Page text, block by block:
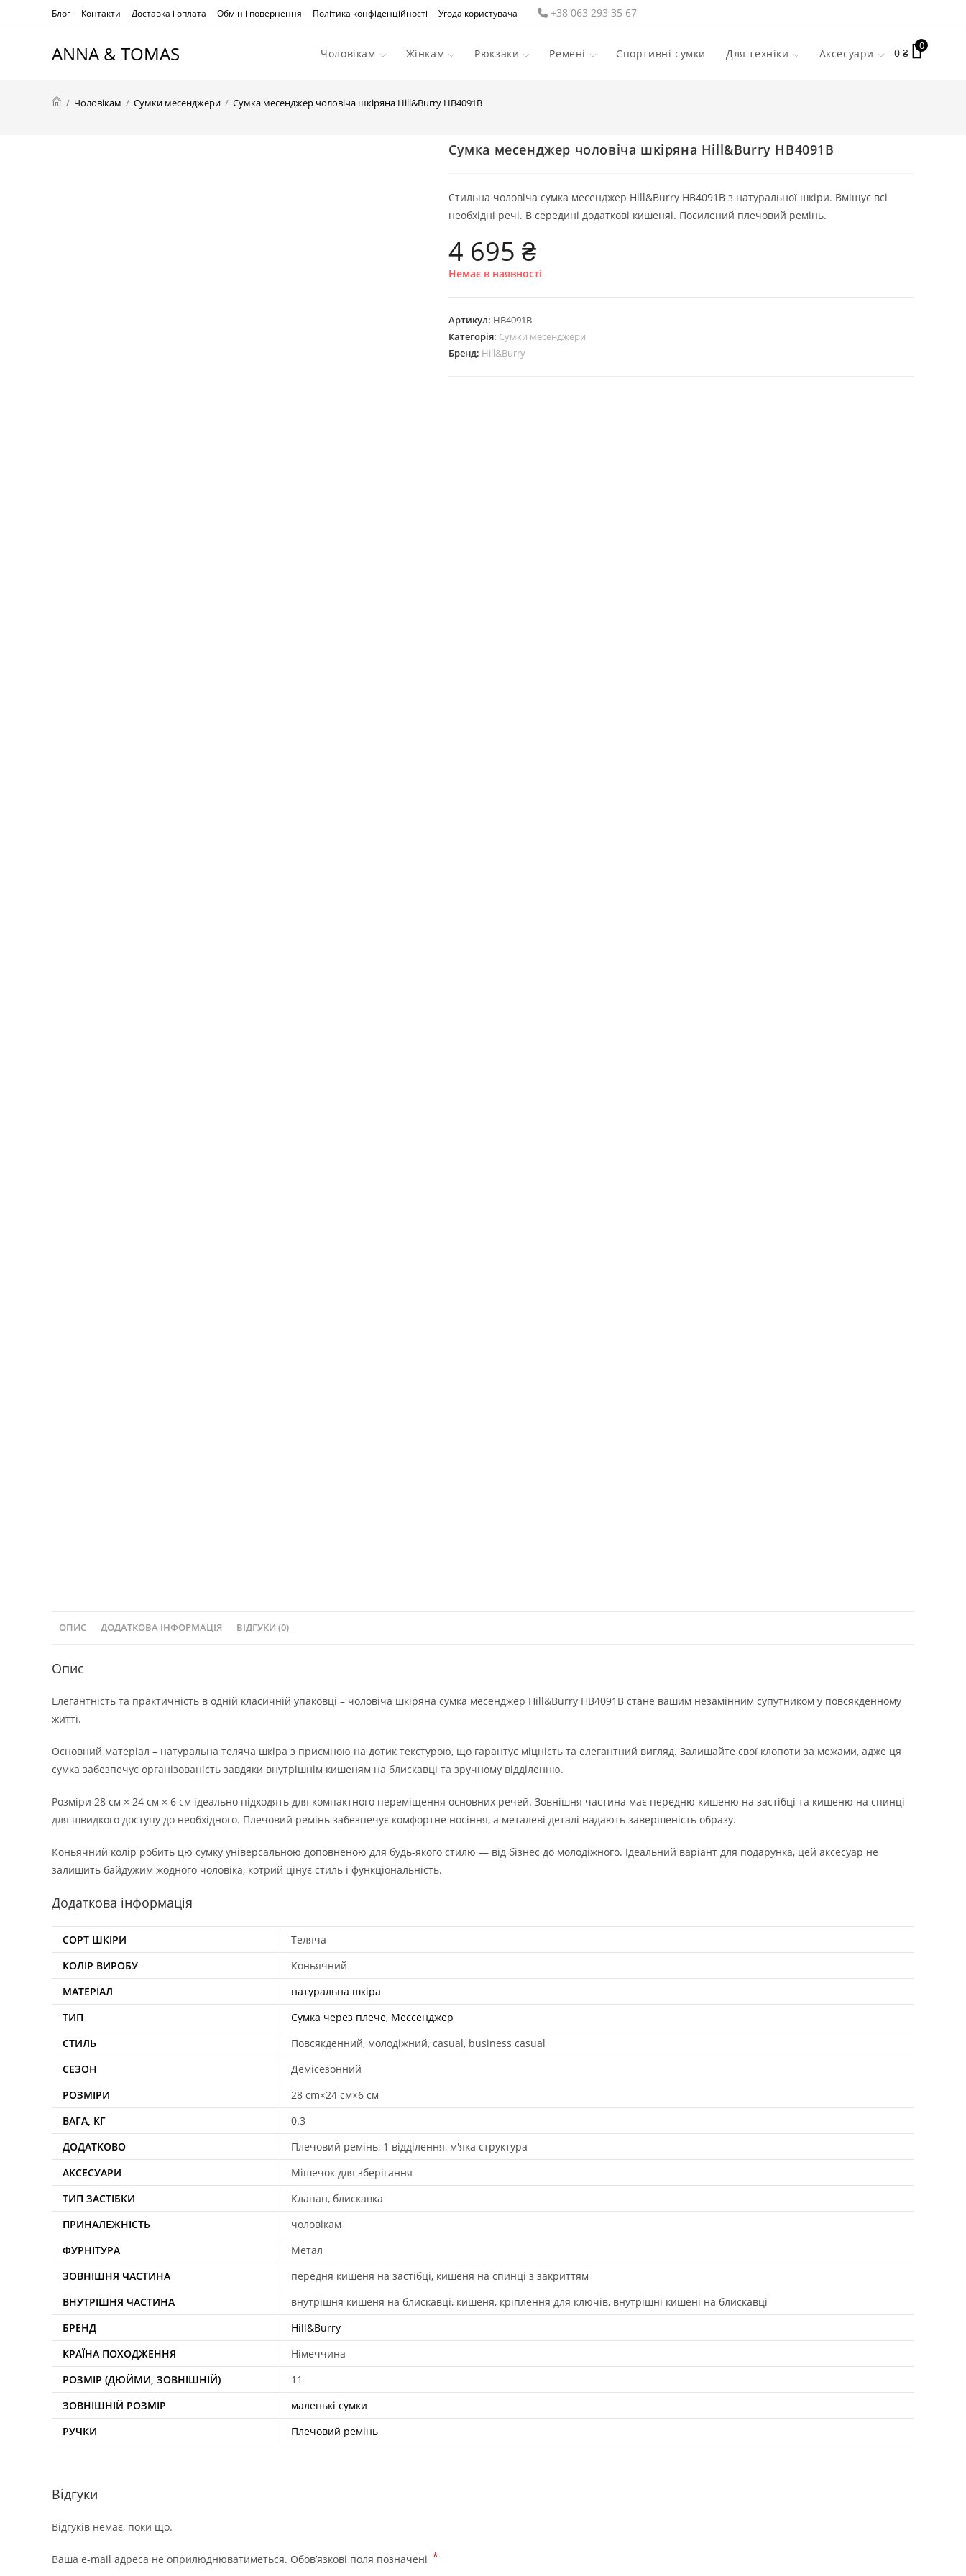
Блог Контакти Доставка і оплата Обмін і повернення Політика конфіденційності Угода користувача Телефон
+38 063 293 35 67
ANNA & TOMAS Чоловікам Жінкам Рюкзаки Ремені Спортивні сумки Для техніки Аксесуари 0 ₴
0
/ Чоловікам / Сумки месенджери / Сумка месенджер чоловіча шкіряна Hill&Burry HB4091B
Сумка месенджер чоловіча шкіряна Hill&Burry HB4091B
Стильна чоловіча сумка месенджер Hill&Burry HB4091B з натуральної шкіри. Вміщує всі
необхідні речі. В середині додаткові кишеняі. Посилений плечовий ремінь.
4 695 ₴
Немає в наявності
Артикул: HB4091B
Категорія: Сумки месенджери
Бренд: Hill&Burry
ОПИС ДОДАТКОВА ІНФОРМАЦІЯ ВІДГУКИ (0)
Опис
Елегантність та практичність в одній класичній упаковці – чоловіча шкіряна сумка месенджер Hill&Burry HB4091B стане вашим незамінним супутником у повсякденному
житті.
Основний матеріал – натуральна теляча шкіра з приємною на дотик текстурою, що гарантує міцність та елегантний вигляд. Залишайте свої клопоти за межами, адже ця
сумка забезпечує організованість завдяки внутрішнім кишеням на блискавці та зручному відділенню.
Розміри 28 см × 24 см × 6 см ідеально підходять для компактного переміщення основних речей. Зовнішня частина має передню кишеню на застібці та кишеню на спинці
для швидкого доступу до необхідного. Плечовий ремінь забезпечує комфортне носіння, а металеві деталі надають завершеність образу.
Коньячний колір робить цю сумку універсальною доповненою для будь-якого стилю — від бізнес до молодіжного. Ідеальний варіант для подарунка, цей аксесуар не
залишить байдужим жодного чоловіка, котрий цінує стиль і функціональність.
Додаткова інформація
СОРТ ШКІРИ
Теляча
КОЛІР ВИРОБУ
Коньячний
МАТЕРІАЛ
натуральна шкіра
ТИП
Сумка через плече, Мессенджер
СТИЛЬ
Повсякденний, молодіжний, casual, business casual
СЕЗОН
Демісезонний
РОЗМІРИ
28 cm×24 см×6 см
ВАГА, КГ
0.3
ДОДАТКОВО
Плечовий ремінь, 1 відділення, м'яка структура
АКСЕСУАРИ
Мішечок для зберігання
ТИП ЗАСТІБКИ
Клапан, блискавка
ПРИНАЛЕЖНІСТЬ
чоловікам
ФУРНІТУРА
Метал
ЗОВНІШНЯ ЧАСТИНА
передня кишеня на застібці, кишеня на спинці з закриттям
ВНУТРІШНЯ ЧАСТИНА
внутрішня кишеня на блискавці, кишеня, кріплення для ключів, внутрішні кишені на блискавці
БРЕНД
Hill&Burry
КРАЇНА ПОХОДЖЕННЯ
Німеччина
РОЗМІР (ДЮЙМИ, ЗОВНІШНІЙ)
11
ЗОВНІШНІЙ РОЗМІР
маленькі сумки
РУЧКИ
Плечовий ремінь
Відгуки
Відгуків немає, поки що.
Ваша e-mail адреса не оприлюднюватиметься. Обов’язкові поля позначені *